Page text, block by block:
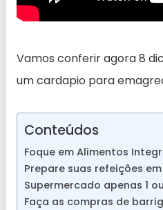
Vamos conferir agora 8
um cardapio para
Conteúdos
Foque em Alimentos
Prepare suas refeições
Supermercado apenas 1
Faça as compras de